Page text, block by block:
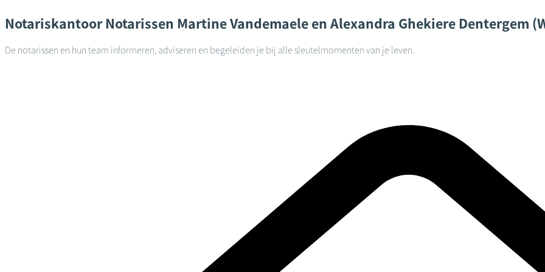
Notariskantoor Notarissen Martine Vandemaele en Alexandra Ghekiere Dentergem
De notarissen en hun team informeren, adviseren en begeleiden je bij alle sleutelmomenten van je leven.